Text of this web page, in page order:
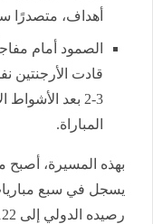
أهداف، متصدرًا
الصمود أمام
قادت
3-2 بعد
المباراة.
بهذه المسيرة،
يسجل في سبع